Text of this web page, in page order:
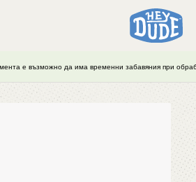
е възможно да има временни забавяния при